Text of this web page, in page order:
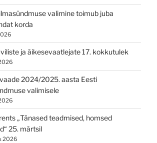
valimine toimub juba
korda
ja äikesevaatlejate 17. kokkutulek
2024/2025. aasta Eesti
valimisele
„Tänased teadmised, homsed
25. märtsil
2026